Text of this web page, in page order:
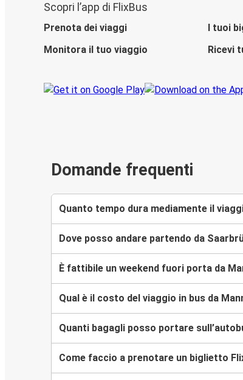
Scopri l’app di FlixBus
Prenota dei viaggi
I tuoi
Monitora il tuo viaggio
Ricevi
Domande frequenti
Quanto tempo dura mediamente il
Dove posso andare partendo da
È fattibile un weekend fuori porta da
Qual è il costo del viaggio in bus da
Quanti bagagli posso portare
Come faccio a prenotare un biglietto